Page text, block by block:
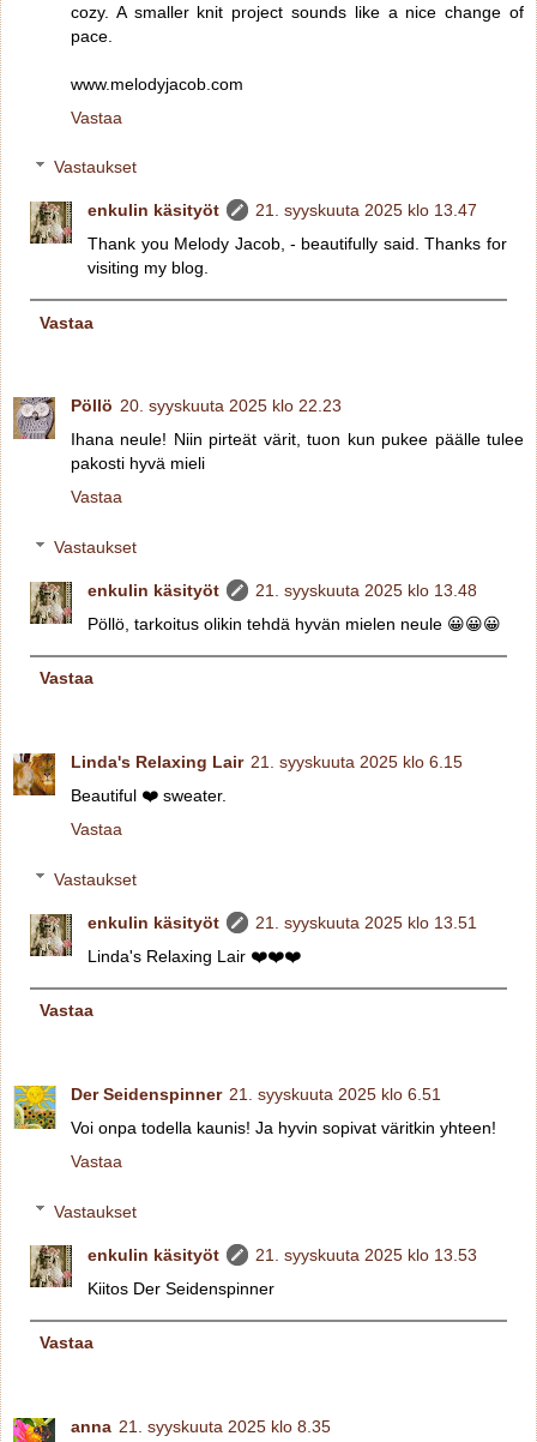
cozy. A smaller knit project sounds like a nice change of
pace.
www.melodyjacob.com
Vastaa
Vastaukset
enkulin käsityöt
21. syyskuuta 2025 klo 13.47
Thank you Melody Jacob, - beautifully said. Thanks for
visiting my blog.
Vastaa
Pöllö 20. syyskuuta 2025 klo 22.23
Ihana neule! Niin pirteät värit, tuon kun pukee päälle tulee
pakosti hyvä mieli
Vastaa
Vastaukset
enkulin käsityöt
21. syyskuuta 2025 klo 13.48
Pöllö, tarkoitus olikin tehdä hyvän mielen neule 😀😀😀
Vastaa
Linda's Relaxing Lair 21. syyskuuta 2025 klo 6.15
Beautiful ❤️ sweater.
Vastaa
Vastaukset
enkulin käsityöt
21. syyskuuta 2025 klo 13.51
Linda's Relaxing Lair ❤️❤️❤️
Vastaa
Der Seidenspinner 21. syyskuuta 2025 klo 6.51
Voi onpa todella kaunis! Ja hyvin sopivat väritkin yhteen!
Vastaa
Vastaukset
enkulin käsityöt
21. syyskuuta 2025 klo 13.53
Kiitos Der Seidenspinner
Vastaa
anna 21. syyskuuta 2025 klo 8.35